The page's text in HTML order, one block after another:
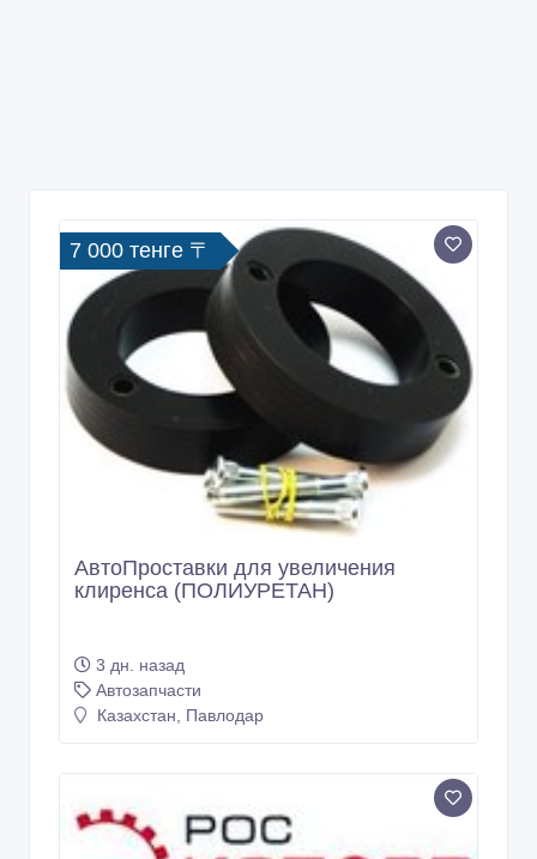
7 000 тенге 〒
АвтоПроставки для увеличения
клиренса (ПОЛИУРЕТАН)
3 дн. назад
Автозапчасти
Казахстан, Павлодар